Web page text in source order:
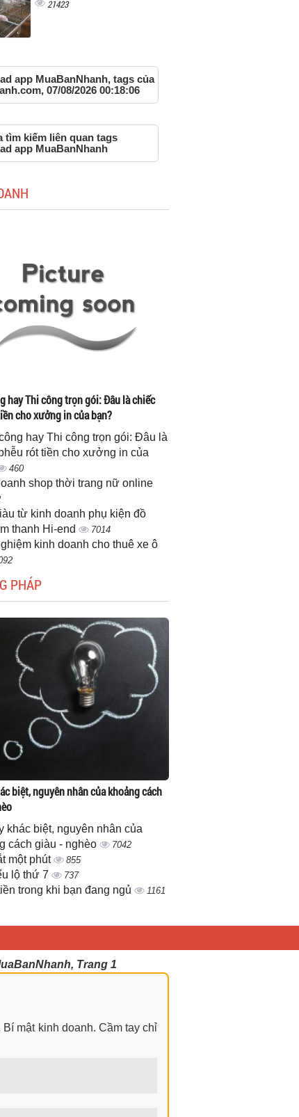
21423
app MuaBanNhanh, tags của
07/08/2026 00:18:06
tìm kiếm liên quan tags
app MuaBanNhanh
hay Thi công trọn gói: Đâu là chiếc
cho xưởng in của bạn?
hay Thi công trọn gói: Đâu là
rót tiền cho xưởng in của
460
shop thời trang nữ online
từ kinh doanh phụ kiện đồ
thanh Hi-end
7014
kinh doanh cho thuê xe ô
PHÁP
biệt, nguyên nhân của khoảng cách
khác biệt, nguyên nhân của
cách giàu - nghèo
7042
một phút 855
lộ thứ 7 737
trong khi bạn đang ngủ 1161
Trang 1
mật kinh doanh. Cầm tay chỉ